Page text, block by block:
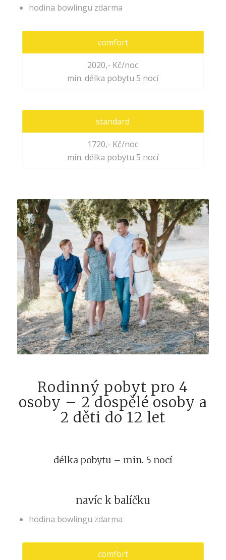
hodina bowlingu zdarma
comfort
2020,- Kč/noc
min. délka pobytu 5 nocí
standard
1720,- Kč/noc
min. délka pobytu 5 nocí
Rodinný pobyt pro 4
osoby – 2 dospělé osoby a
2 děti do 12 let
délka pobytu – min. 5 nocí
navíc k balíčku
hodina bowlingu zdarma
comfort